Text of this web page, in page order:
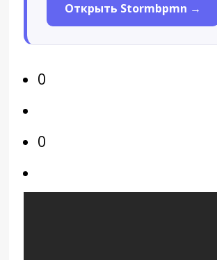
Открыть Stormbpmn →
0
0